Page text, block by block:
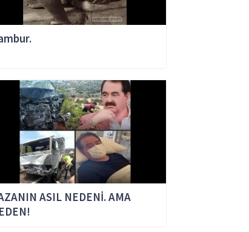
ASIL NEDENİ. AMA